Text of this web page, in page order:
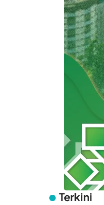
Terkini